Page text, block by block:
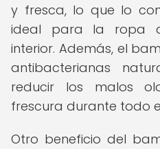
y fresca, lo que lo
ideal para la ropa
interior. Además, el
antibacterianas
reducir los malos
frescura durante todo
Otro beneficio del